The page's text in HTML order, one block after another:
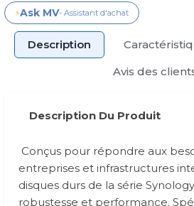
⚡Ask MV- Assistant d'achat
Description
Avis des
Description Du Produit
Conçus pour répondre aux
entreprises et infrastructures
disques durs de la série
robustesse et performance.